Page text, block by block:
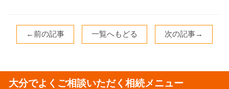
←前の記事 一覧へもどる 次の記事→
大分でよくご相談いただく相続メニュー